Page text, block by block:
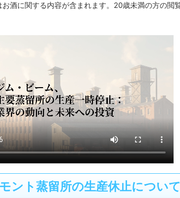
酒に関する内容が含まれます。20歳未満の方の閲
ント蒸留所の生産休止について